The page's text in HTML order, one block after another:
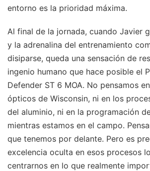
entorno es la prioridad máxima.
Al final de la jornada, cuando Javier
y la adrenalina del entrenamiento
disiparse, queda una sensación de
ingenio humano que hace posible el
Defender ST 6 MOA. No pensamos
ópticos de Wisconsin, ni en los
del aluminio, ni en la programación
mientras estamos en el campo.
que tenemos por delante. Pero es
excelencia oculta en esos procesos
centrarnos en lo que realmente